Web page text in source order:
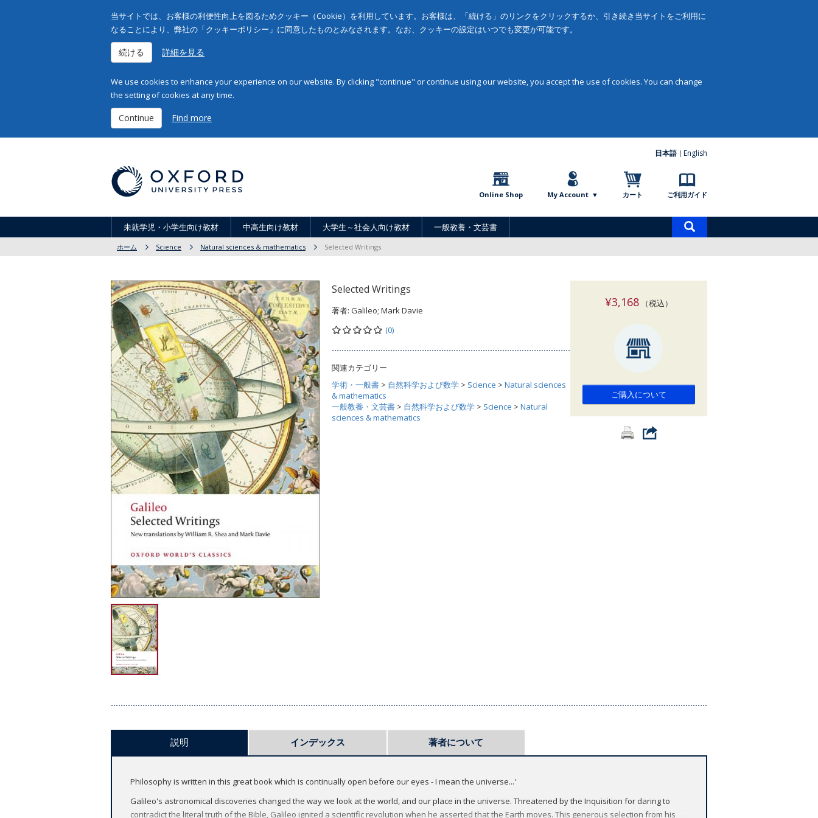
当サイトでは、お客様の利便性向上を図るためクッキー（Cookie）を利用しています。お客様は、「続ける」のリンクをクリックするか、引き続き当サイトをご利用に
なることにより、弊社の「クッキーポリシー」に同意したものとみなされます。なお、クッキーの設定はいつでも変更が可能です。
続ける 詳細を見る
We use cookies to enhance your experience on our website. By clicking "continue" or continue using our website, you accept the use of cookies. You can change
the setting of cookies at any time.
Continue Find more
日本語 English
Online Shop My Account カート ご利用ガイド
未就学児・小学生向け教材 中高生向け教材 大学生～社会人向け教材 一般教養・文芸書
索
ホーム Science Natural sciences & mathematics Selected Writings
Selected Writings
著者: Galileo; Mark Davie
(0)
関連カテゴリー
学術・一般書 > 自然科学および数学 > Science > Natural sciences
& mathematics
一般教養・文芸書 > 自然科学および数学 > Science > Natural
sciences & mathematics
¥3,168（税込）
ご購入について
説明 インデックス 著者について
Philosophy is written in this great book which is continually open before our eyes - I mean the universe...'
Galileo's astronomical discoveries changed the way we look at the world, and our place in the universe. Threatened by the Inquisition for daring to
contradict the literal truth of the Bible, Galileo ignited a scientific revolution when he asserted that the Earth moves. This generous selection from his